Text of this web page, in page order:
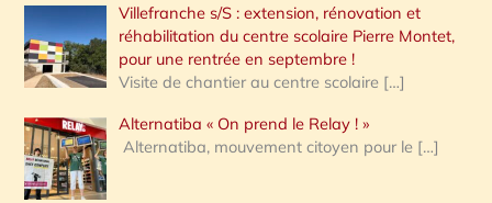
Villefranche s/S : extension, rénovation et
réhabilitation du centre scolaire Pierre Montet,
pour une rentrée en septembre !
Visite de chantier au centre scolaire […]
Alternatiba « On prend le Relay ! »
Alternatiba, mouvement citoyen pour le […]